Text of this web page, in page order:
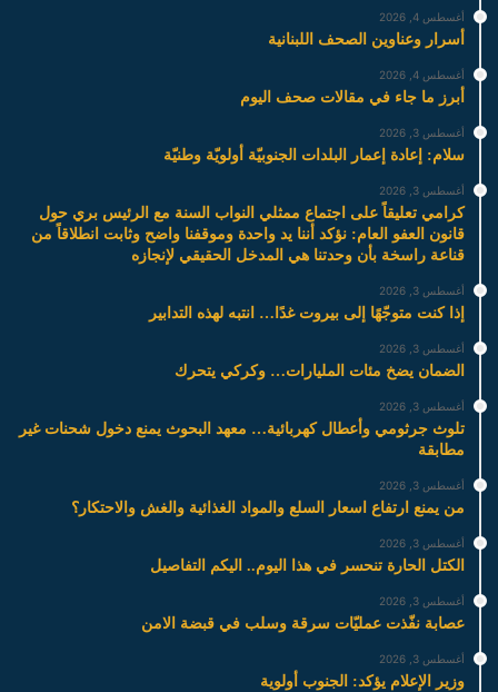
أغسطس 4, 2026
أسرار وعناوين الصحف اللبنانية
أغسطس 4, 2026
أبرز ما جاء في مقالات صحف اليوم
أغسطس 3, 2026
سلام: إعادة إعمار البلدات الجنوبيّة أولويّة وطنيّة
أغسطس 3, 2026
كرامي تعليقاً على اجتماع ممثلي النواب السنة مع الرئيس بري حول
قانون العفو العام: نؤكد أننا يد واحدة وموقفنا واضح وثابت انطلاقاً من
قناعة راسخة بأن وحدتنا هي المدخل الحقيقي لإنجازه
أغسطس 3, 2026
إذا كنت متوجّهًا إلى بيروت غدًا… انتبه لهذه التدابير
أغسطس 3, 2026
الضمان يضخ مئات المليارات… وكركي يتحرك
أغسطس 3, 2026
تلوث جرثومي وأعطال كهربائية… معهد البحوث يمنع دخول شحنات غير
مطابقة
أغسطس 3, 2026
من يمنع ارتفاع اسعار السلع والمواد الغذائية والغش والاحتكار؟
أغسطس 3, 2026
الكتل الحارة تنحسر في هذا اليوم.. اليكم التفاصيل
أغسطس 3, 2026
عصابة نفّذت عمليّات سرقة وسلب في قبضة الامن
أغسطس 3, 2026
وزير الإعلام يؤكد: الجنوب أولوية